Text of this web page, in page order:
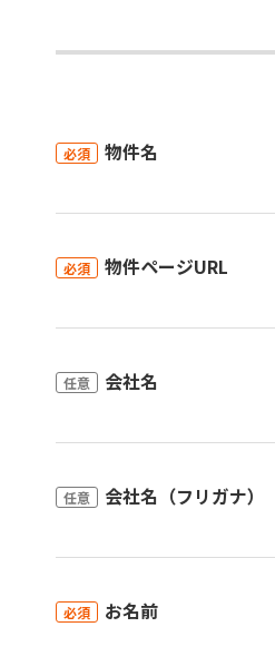
必須 物件名
必須 物件ページURL
任意 会社名
任意 会社名（フリガナ）
必須 お名前